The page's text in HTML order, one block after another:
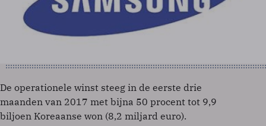
De operationele winst steeg in de eerste drie
maanden van 2017 met bijna 50 procent tot 9,9
biljoen Koreaanse won (8,2 miljard euro).